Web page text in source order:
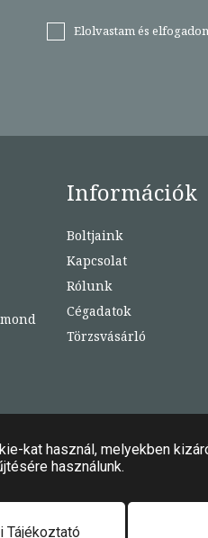
Elolvastam és
Információk
Boltjaink
Kapcsolat
Rólunk
Cégadatok
Törzsvásárló